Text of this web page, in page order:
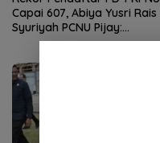
Capai 607, Abiya Yusri Rais
Syuriyah PCNU Pijay:
Kaderisasi Merupakan